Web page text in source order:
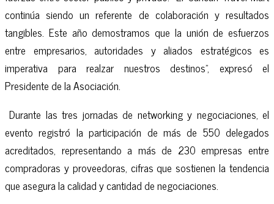
continúa siendo un referente de colaboración y resultados
tangibles. Este año demostramos que la unión de esfuerzos
entre empresarios, autoridades y aliados estratégicos es
imperativa para realzar nuestros destinos", expresó el
Presidente de la Asociación.
Durante las tres jornadas de networking y negociaciones, el
evento registró la participación de más de 550 delegados
acreditados, representando a más de 230 empresas entre
compradoras y proveedoras, cifras que sostienen la tendencia
que asegura la calidad y cantidad de negociaciones.